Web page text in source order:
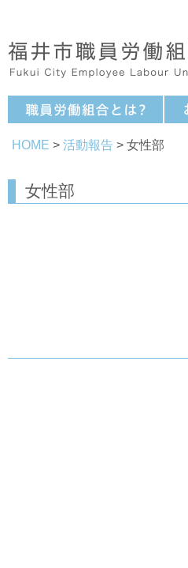
HOME > 活動報告 > 女性部
女性部